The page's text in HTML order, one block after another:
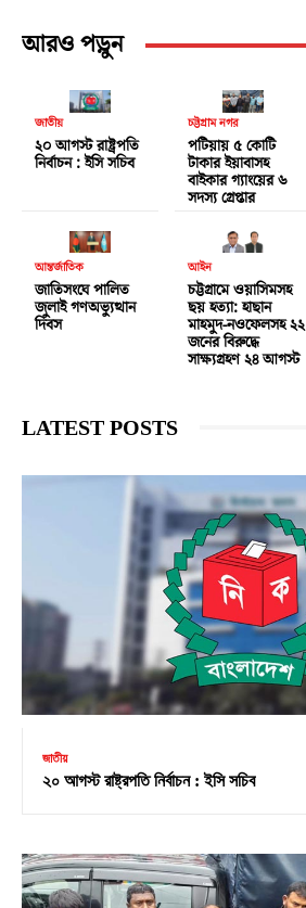
আরও পড়ুন
জাতীয়
২০ আগস্ট রাষ্ট্রপতি
নির্বাচন : ইসি সচিব
চট্টগ্রাম নগর
পটিয়ায় ৫ কোটি
টাকার ইয়াবাসহ
বাইকার গ্যাংয়ের ৬
সদস্য গ্রেপ্তার
আন্তর্জাতিক
জাতিসংঘে পালিত
জুলাই গণঅভ্যুত্থান
দিবস
আইন
চট্টগ্রামে ওয়াসিমসহ
ছয় হত্যা: হাছান
মাহমুদ-নওফেলসহ ২২
জনের বিরুদ্ধে
সাক্ষ্যগ্রহণ ২৪ আগস্ট
LATEST POSTS
জাতীয়
২০ আগস্ট রাষ্ট্রপতি নির্বাচন : ইসি সচিব